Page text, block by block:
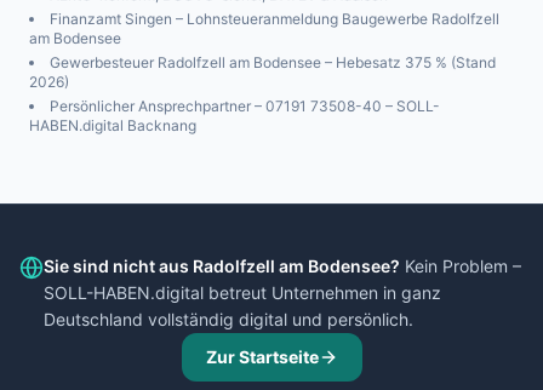
Finanzamt Singen – Lohnsteueranmeldung Baugewerbe Radolfzell
am Bodensee
Gewerbesteuer Radolfzell am Bodensee – Hebesatz 375 % (Stand
2026)
Persönlicher Ansprechpartner – 07191 73508-40 – SOLL-
HABEN.digital Backnang
Sie sind nicht aus Radolfzell am Bodensee? Kein Problem –
SOLL-HABEN.digital betreut Unternehmen in ganz
Deutschland vollständig digital und persönlich.
Zur Startseite